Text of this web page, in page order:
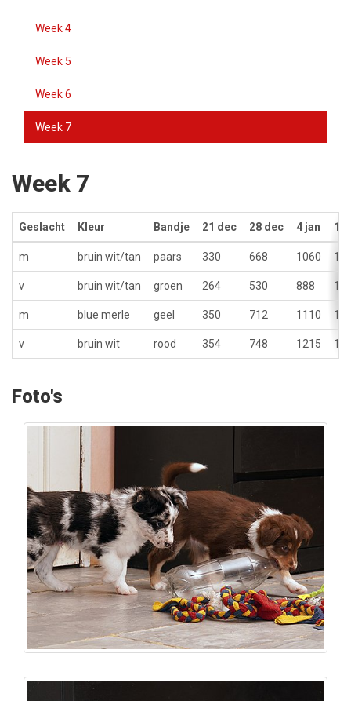
Week 4
Week 5
Week 6
Week 7
Week 7
Geslacht Kleur Bandje 21 dec 28 dec 4 jan 11
m bruin wit/tan paars 330 668 1060
v bruin wit/tan groen 264 530 888
m blue merle geel 350 712 1110
v bruin wit rood 354 748 1215
Foto's